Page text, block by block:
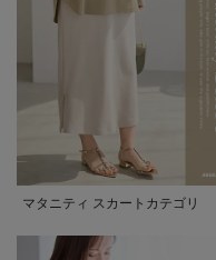
マタニティ スカートカテゴリ